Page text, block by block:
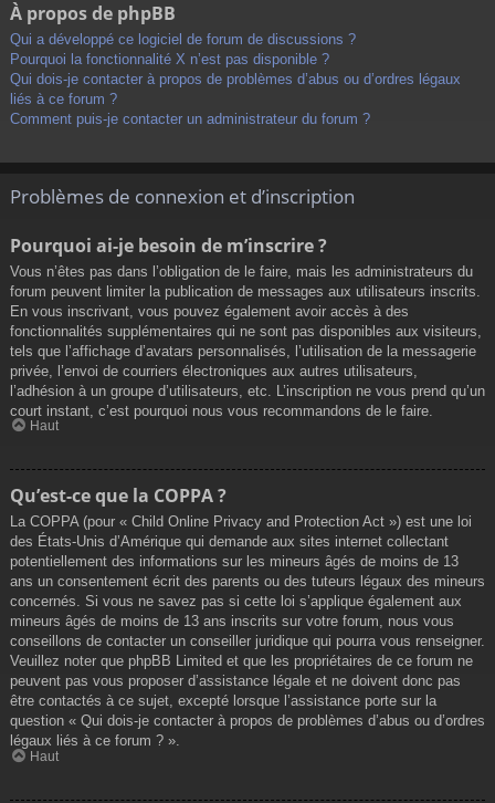
À propos de phpBB
Qui a développé ce logiciel de forum de discussions ?
Pourquoi la fonctionnalité X n’est pas disponible ?
Qui dois-je contacter à propos de problèmes d’abus ou d’ordres légaux
liés à ce forum ?
Comment puis-je contacter un administrateur du forum ?
Problèmes de connexion et d’inscription
Pourquoi ai-je besoin de m’inscrire ?
Vous n’êtes pas dans l’obligation de le faire, mais les administrateurs du
forum peuvent limiter la publication de messages aux utilisateurs inscrits.
En vous inscrivant, vous pouvez également avoir accès à des
fonctionnalités supplémentaires qui ne sont pas disponibles aux visiteurs,
tels que l’affichage d’avatars personnalisés, l’utilisation de la messagerie
privée, l’envoi de courriers électroniques aux autres utilisateurs,
l’adhésion à un groupe d’utilisateurs, etc. L’inscription ne vous prend qu’un
court instant, c’est pourquoi nous vous recommandons de le faire.
Haut
Qu’est-ce que la COPPA ?
La COPPA (pour « Child Online Privacy and Protection Act ») est une loi
des États-Unis d’Amérique qui demande aux sites internet collectant
potentiellement des informations sur les mineurs âgés de moins de 13
ans un consentement écrit des parents ou des tuteurs légaux des mineurs
concernés. Si vous ne savez pas si cette loi s’applique également aux
mineurs âgés de moins de 13 ans inscrits sur votre forum, nous vous
conseillons de contacter un conseiller juridique qui pourra vous renseigner.
Veuillez noter que phpBB Limited et que les propriétaires de ce forum ne
peuvent pas vous proposer d’assistance légale et ne doivent donc pas
être contactés à ce sujet, excepté lorsque l’assistance porte sur la
question « Qui dois-je contacter à propos de problèmes d’abus ou d’ordres
légaux liés à ce forum ? ».
Haut